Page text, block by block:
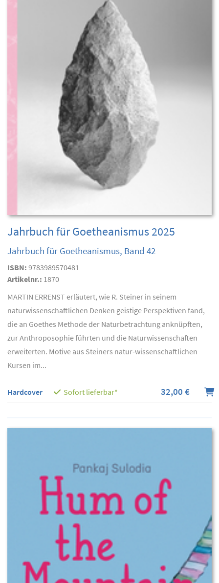
Jahrbuch für Goetheanismus 2025
Jahrbuch für Goetheanismus, Band 42
ISBN: 9783989570481
Artikelnr.: 1870
MARTIN ERRENST erläutert, wie R. Steiner in seinem
naturwissenschaftlichen Denken geistige Perspektiven fand,
die an Goethes Methode der Naturbetrachtung anknüpften,
zur Anthroposophie führten und die Naturwissenschaften
erweiterten. Motive aus Steiners natur-wissenschaftlichen
Kursen im...
Hardcover Sofort lieferbar* 32,00 €